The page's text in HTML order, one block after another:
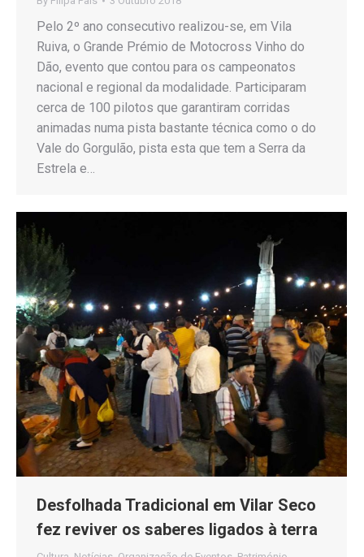
Pelo 2º ano consecutivo realizou-se, em Vila
Ruiva, o Grande Prémio de Motocross Vinho do
Dão, evento que contou para os campeonatos
nacional e regional da modalidade. Participaram
cerca de 100 pilotos que garantiram corridas
animadas numa pista bastante técnica como o do
Vale do Gorgulão, pista esta que tem a Serra da
Estrela e…
Desfolhada Tradicional em Vilar Seco
fez reviver os saberes ligados à terra